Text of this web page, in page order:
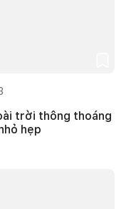
trời thông thoáng
hẹp